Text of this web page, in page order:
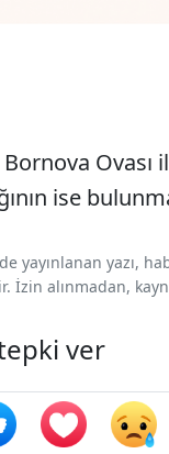
Ovası
ise
yayınlanan yazı,
İzin alınmadan,
ver